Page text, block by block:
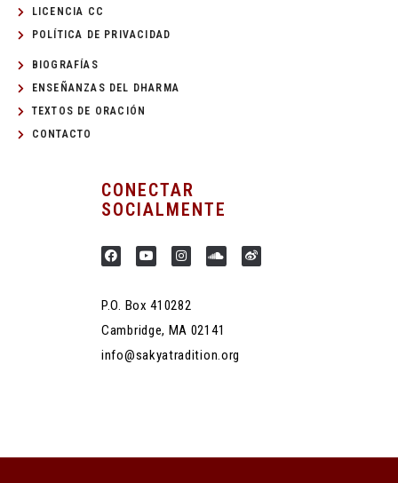
LICENCIA CC
POLÍTICA DE PRIVACIDAD
BIOGRAFÍAS
ENSEÑANZAS DEL DHARMA
TEXTOS DE ORACIÓN
CONTACTO
CONECTAR
SOCIALMENTE
P.O. Box 410282
Cambridge, MA 02141
info@sakyatradition.org